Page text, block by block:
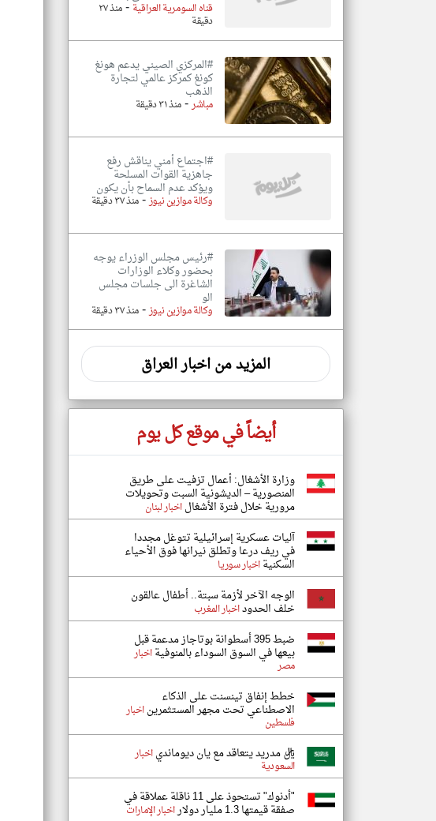
قناه السومرية العراقية - منذ ٢٧
دقيقة
#المركزي الصيني يدعم هونغ
كونغ كمركز عالمي لتجارة
الذهب
مباشر-منذ ٣١ دقيقة
#اجتماع أمني يناقش رفع
جاهزية القوات المسلحة
ويؤكد عدم السماح بأن يكون
وكالة موازين نيوز-منذ ٣٧ دقيقة
#رئيس مجلس الوزراء يوجه
بحضور وكلاء الوزارات
الشاغرة الى جلسات مجلس
الو
وكالة موازين نيوز-منذ ٣٧ دقيقة
المزيد من اخبار العراق
أيضاً في موقع كل يوم
وزارة الأشغال: أعمال تزفيت على طريق
المنصورية – الديشونية السبت وتحويلات
مرورية خلال فترة الأشغالاخبار لبنان
آليات عسكرية إسرائيلية تتوغل مجددا
في ريف درعا وتطلق نيرانها فوق الأحياء
السكنيةاخبار سوريا
الوجه الآخر لأزمة سبتة.. أطفال عالقون
خلف الحدوداخبار المغرب
ضبط 395 أسطوانة بوتاجاز مدعمة قبل
بيعها في السوق السوداء بالمنوفيةاخبار
مصر
خطط إنفاق تينسنت على الذكاء
الاصطناعي تحت مجهر المستثمريناخبار
فلسطين
ريال مدريد يتعاقد مع يان ديوماندياخبار
السعودية
"أدنوك" تستحوذ على 11 ناقلة عملاقة في
صفقة قيمتها 1.3 مليار دولار اخبار الإمارات